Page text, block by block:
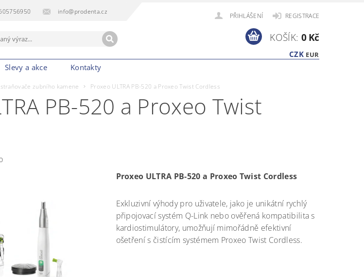
info@prodenta.cz
PŘIHLÁŠENÍ REGISTRACE
CZK EUR
KOŠÍK: 0 Kč
Slevy a akce Kontakty
zubního kamene Proxeo ULTRA PB-520 a Proxeo Twist Cordless
PB-520 a Proxeo Twist
Proxeo ULTRA PB-520 a Proxeo Twist Cordless
Exkluzivní výhody pro uživatele, jako je unikátní rychlý
připojovací systém Q-Link nebo ověřená kompatibilita s
kardiostimulátory, umožňují mimořádně efektivní
ošetření s čistícím systémem Proxeo Twist Cordless.